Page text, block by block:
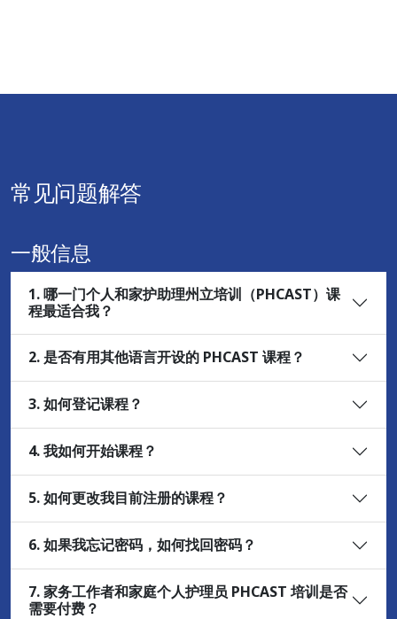
常见问题解答
一般信息
1. 哪一门个人和家护助理州立培训（PHCAST）课
程最适合我？
2. 是否有用其他语言开设的 PHCAST 课程？
3. 如何登记课程？
4. 我如何开始课程？
5. 如何更改我目前注册的课程？
6. 如果我忘记密码，如何找回密码？
7. 家务工作者和家庭个人护理员 PHCAST 培训是否
需要付费？